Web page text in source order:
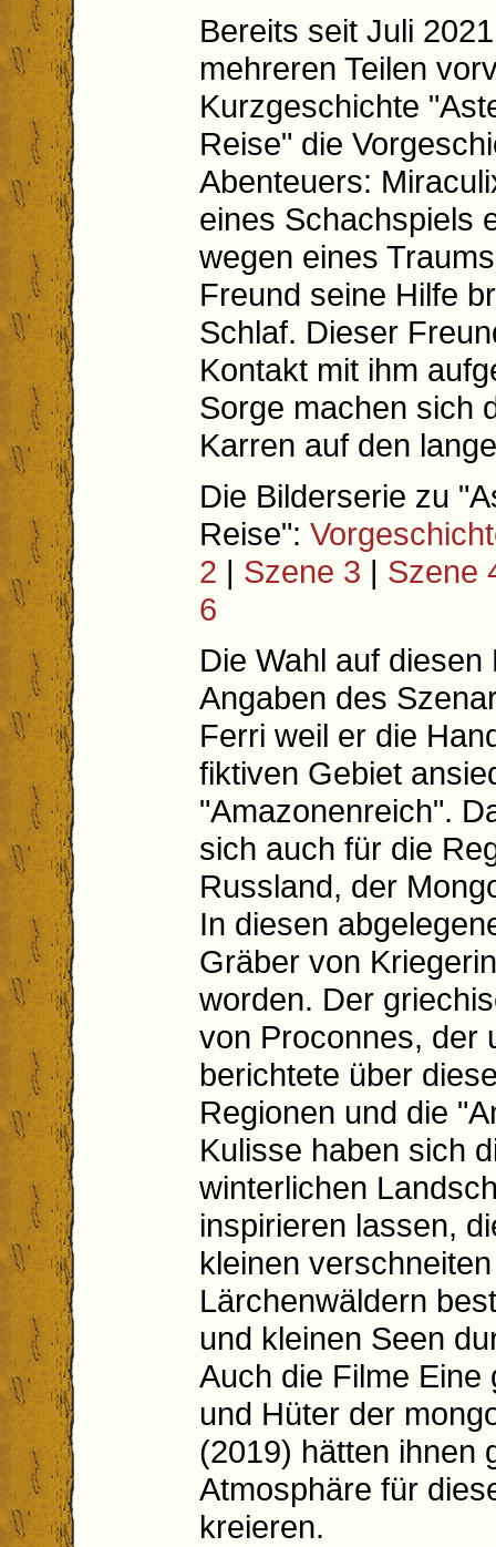
Bereits seit Juli
mehreren Teilen
Kurzgeschichte
Reise" die
Abenteuers:
eines Schachspiels
wegen eines
Freund seine Hilfe
Schlaf. Dieser
Kontakt mit ihm
Sorge machen sich
Karren auf den
Die Bilderserie zu
Reise":
2 | Szene 3 | Szene
6
Die Wahl auf
Angaben des
Ferri weil er die
fiktiven Gebiet
"Amazonenreich".
sich auch für die
Russland, der
In diesen
Gräber von
worden. Der
von Proconnes, der
berichtete über
Regionen und die
Kulisse haben sich
winterlichen
inspirieren lassen,
kleinen
Lärchenwäldern
und kleinen Seen
Auch die Filme
und Hüter der
(2019) hätten ihnen
Atmosphäre für
kreieren.